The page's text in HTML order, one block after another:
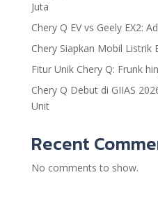
Juta
Chery Q EV vs Geely EX2:
Chery Siapkan Mobil Listrik
Fitur Unik Chery Q: Frunk
Chery Q Debut di GIIAS
Unit
Recent
No comments to show.